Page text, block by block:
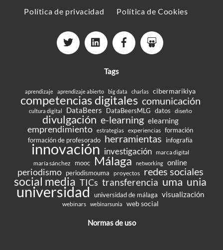
Política de privacidad
Política de Cookies
Tags
aprendizaje aprendizaje abierto big data charlas cibermarikiya
competencias digitales comunicación
cultura digital DataBeers DataBeersMLG datos diseño
divulgación e-learning elearning
emprendimiento estrategias experiencias formación
formación de profesorado herramientas infografía
innovación investigación marca digital
maría sánchez
mooc Málaga networking online
periodismo periodismouma proyectos redes sociales
social media TICs transferencia uma unia
universidad universidad de málaga visualización
webinars webinarsunia web social
Normas de uso